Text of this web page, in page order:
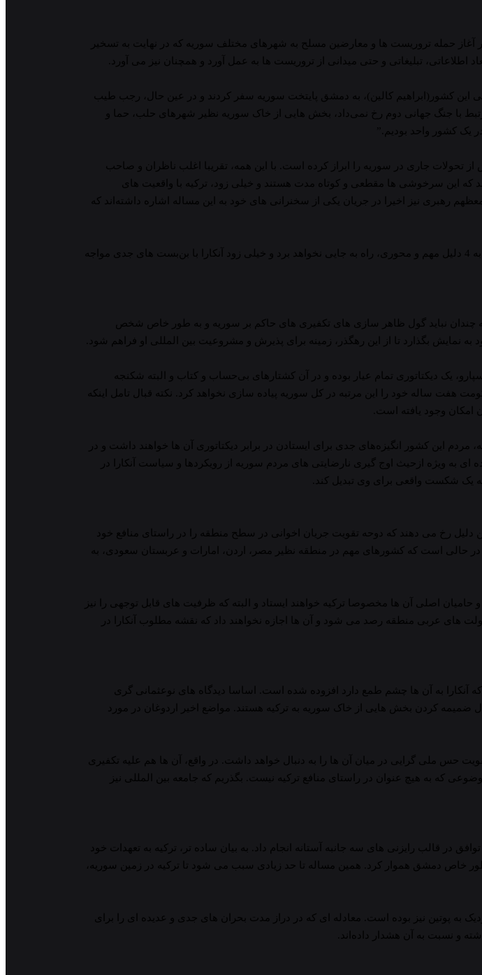
حمله تروریست ها و معارضین مسلح به شهرهای مختلف سوریه که در نهایت به تسخیر
تبلیغاتی و حتی میدانی از تروریست ها به عمل آورد و همچنان نیز می آورد.
این کشور(ابراهیم کالین)، به دمشق پایتخت سوریه سفر کردند و در عین حال، رجب طیب
با جنگ جهانی دوم رخ نمی‌داد، بخش هایی از خاک سوریه نظیر شهرهای حلب، حما و
یک کشور واحد بودیم.”
تحولات جاری در سوریه را ابراز کرده است. با این همه، تقریبا اغلب ناظران و صاحب
که این سرخوشی ها مقطعی و کوتاه مدت هستند و خیلی زود، ترکیه با واقعیت های
رهبری نیز اخیرا در جریان یکی از سخنرانی های خود به این مساله اشاره داشته‌اند که
با این همه، جاه طلبی‌ها و سرخوشی های رجب طیب اردوغان رئیس جمهور ترکیه با محوریت سوریه، به 4 دلیل مهم و محوری، راه به جایی نخواهد برد و خیلی زود آنکارا با بن‌بست های جدی مواجه
که چندان نباید گول ظاهر سازی های تکفیری های حاکم بر سوریه و به طور خاص شخص
نمایش بگذارد تا از این رهگذر، زمینه برای پذیرش و مشروعیت بین المللی او فراهم شود.
یک دیکتاتوری تمام عیار بوده و در آن کشتارهای بی‌حساب و کتاب و البته شکنجه
هفت ساله خود را این مرتبه در کل سوریه پیاده سازی نخواهد کرد. نکته قبال تامل اینکه
امکان وجود یافته است.
این کشور انگیزه‌های جدی برای ایستادن در برابر دیکتاتوری آن ها خواهند داشت و در
به ویژه ازحیث اوج گیری نارضایتی های مردم سوریه از رویکردها و سیاست آنکارا در
یک شکست واقعی برای وی تبدیل کند.
دلیل رخ می دهند که دوحه تقویت جریان اخوانی در سطح منطقه را در راستای منافع خود
در حالی است که کشورهای مهم در منطقه نظیر مصر، اردن، امارات و عربستان سعودی، به
اصلی آن ها مخصوصا ترکیه خواهند ایستاد و البته که ظرفیت های قابل توجهی را نیز
های عربی منطقه رصد می شود و آن ها اجازه نخواهند داد که نقشه مطلوب آنکارا در
به آن ها چشم طمع دارد افزوده شده است. اساسا دیدگاه های نوعثمانی گری
ضمیمه کردن بخش هایی از خاک سوریه به ترکیه هستند. مواضع اخیر اردوغان در مورد
حس ملی گرایی در میان آن ها را به دنبال خواهد داشت. در واقع، آن ها هم علیه تکفیری
که به هیچ عنوان در راستای منافع ترکیه نیست. بگذریم که جامعه بین المللی نیز
قالب رایزنی های سه جانبه آستانه انجام داد. به بیان ساده تر، ترکیه به تعهدات خود
خاص دمشق هموار کرد. همین مساله تا حد زیادی سبب می شود تا ترکیه در زمین سوریه،
به پوتین نیز بوده است. معادله ای که در دراز مدت بحران های جدی و عدیده ای را برای
و نسبت به آن هشدار داده‌اند.